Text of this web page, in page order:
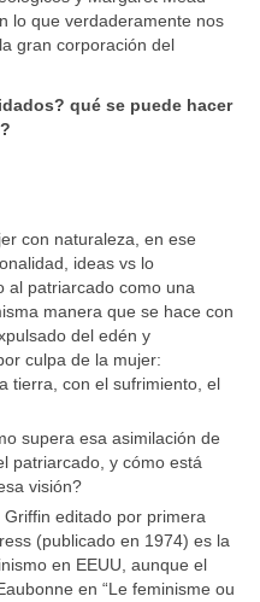
lo que verdaderamente nos
gran corporación del
qué se puede hacer
con naturaleza, en ese
ideas vs lo
patriarcado como una
manera que se hace con
del edén y
culpa de la mujer:
tierra, con el sufrimiento, el
supera esa asimilación de
patriarcado, y cómo está
visión?
Griffin editado por primera
(publicado en 1974) es la
en EEUU, aunque el
en “Le feminisme ou